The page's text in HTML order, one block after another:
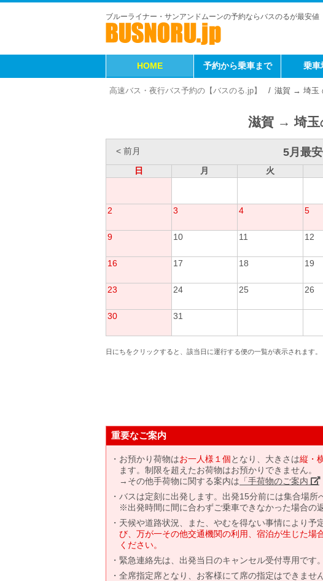
ブルーライナー・サンアンドムーンの予約ならバスのるが最安値
HOME 予約から乗車まで 乗車
高速バス・夜行バス予約の【バスのる.jp】 滋賀 → 埼玉
滋賀 → 埼玉
< 前月 5月最
日
月 火
2 3 4 5
9 10 11 12
16 17 18 19
23 24 25 26
30 31
日にちをクリックすると、該当日に運行する便の一覧が表示されます。
重要なご案内
お預かり荷物はお一人様１個となり、大きさは縦・
ます。制限を超えたお荷物はお預かりできません。
→その他手荷物に関する案内は 「手荷物のご案内」
バスは定刻に出発します。出発15分前には集合場所
※出発時間に間に合わずご乗車できなかった場合の
天候や道路状況、また、やむを得ない事情により予
び、万が一その他交通機関の利用、宿泊が生じた
ください。
緊急連絡先は、出発当日のキャンセル受付専用です
全席指定席となり、お客様にて席の指定はできません